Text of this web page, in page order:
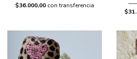
$36.000,00 con transferencia